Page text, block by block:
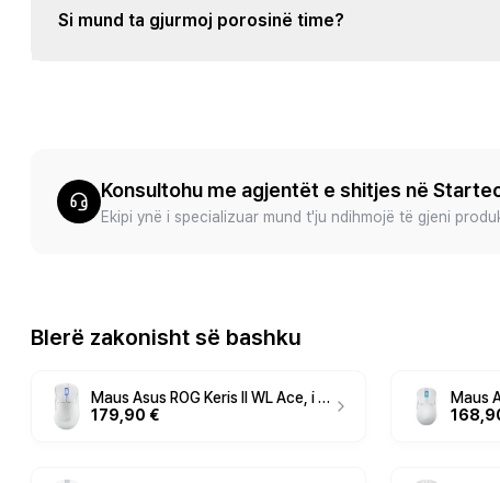
Si mund ta gjurmoj porosinë time?
Konsultohu me agjentët e shitjes në
Ekipi ynë i specializuar mund t'ju ndihmojë të gjeni
Blerë zakonisht së bashku
Maus Asus ROG Keris II WL Ace, i bardhë
179,90 €